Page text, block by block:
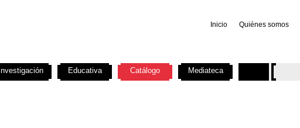
Inicio Quiénes somos
Investigación Educativa Catálogo Mediateca